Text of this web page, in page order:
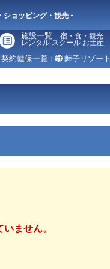
ショッピング・観光 -
施設一覧 宿・食・観光
レンタル スクール お土産
契約健保一覧 | 舞子リゾート
ません。